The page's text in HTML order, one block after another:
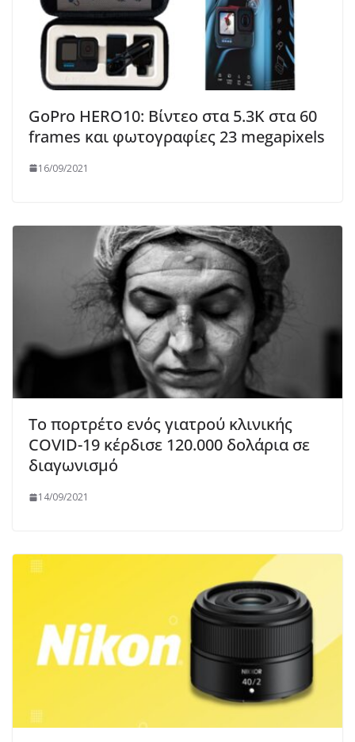
GoPro HERO10: Βίντεο στα 5.3K στα 60
frames και φωτογραφίες 23 megapixels
16/09/2021
Το πορτρέτο ενός γιατρού κλινικής
COVID-19 κέρδισε 120.000 δολάρια σε
διαγωνισμό
14/09/2021